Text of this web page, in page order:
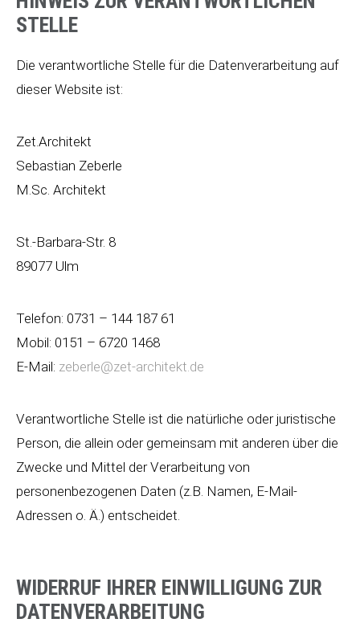
STELLE
Die verantwortliche Stelle für die Datenverarbeitung auf
dieser Website ist:
Zet.Architekt
Sebastian Zeberle
M.Sc. Architekt
St.-Barbara-Str. 8
89077 Ulm
Telefon: 0731 – 144 187 61
Mobil: 0151 – 6720 1468
E-Mail: zeberle@zet-architekt.de
Verantwortliche Stelle ist die natürliche oder juristische
Person, die allein oder gemeinsam mit anderen über die
Zwecke und Mittel der Verarbeitung von
personenbezogenen Daten (z.B. Namen, E-Mail-
Adressen o. Ä.) entscheidet.
WIDERRUF IHRER EINWILLIGUNG ZUR
DATENVERARBEITUNG